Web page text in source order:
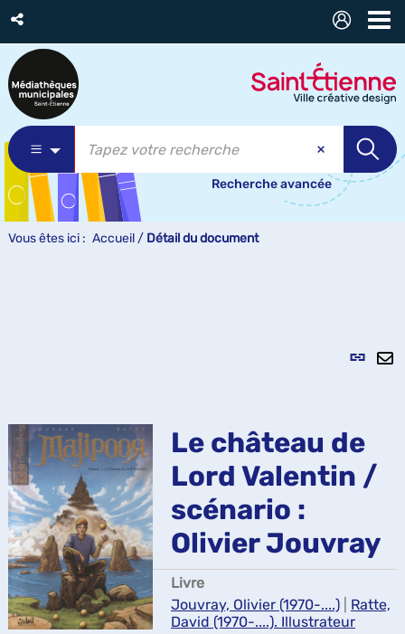
Recherche avancée
Vous êtes ici : Accueil / Détail du document
Lien
Le château de
Lord Valentin /
scénario :
Olivier Jouvray
Livre
Jouvray, Olivier (1970-....)
Ratte,
David (1970-....). Illustrateur